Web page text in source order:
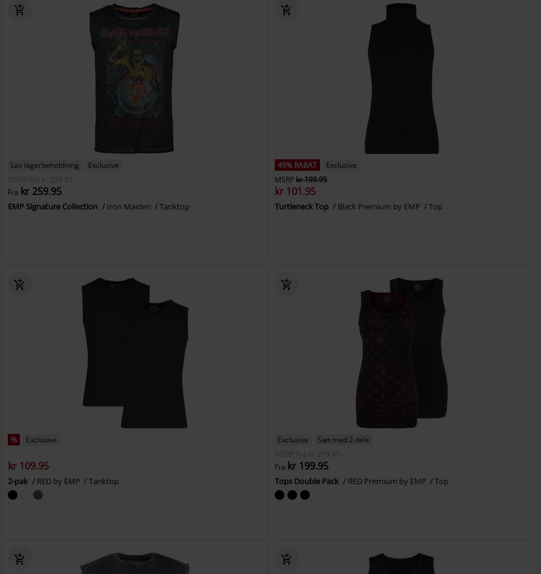
Lav lagerbeholdning
Exclusive
MSRP
Fra kr 299.95
Fra kr 259.95
EMP Signature Collection Iron Maiden Tanktop
49% RABAT
Exclusive
MSRPkr 199.95
kr 101.95
Turtleneck Top Black Premium by EMP Top
% Exclusive
kr 109.95
2-pak RED by EMP Tanktop
Exclusive
Sæt med 2 dele
MSRP
Fra kr 299.95
Fra kr 199.95
Tops Double Pack RED Premium by EMP Top